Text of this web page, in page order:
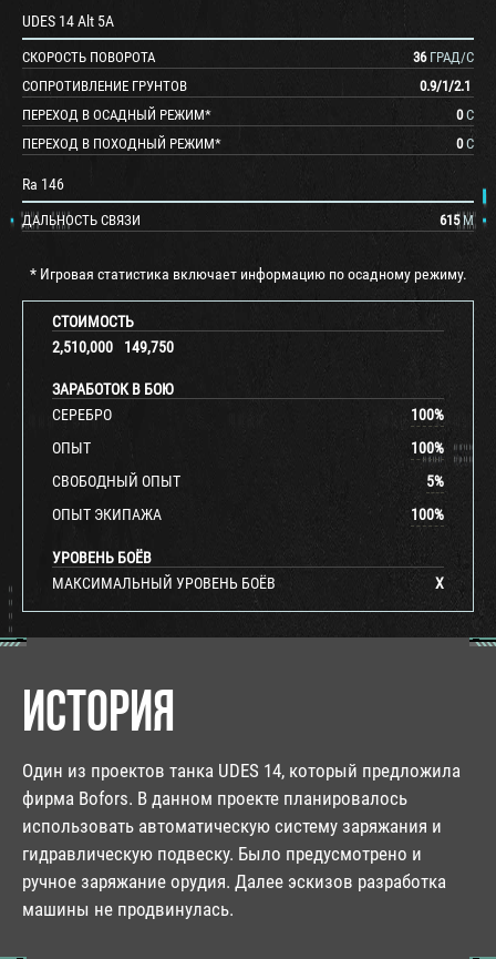
СТОИМОСТЬ
2,510,000
149,750
ЗАРАБОТОК В БОЮ
СЕРЕБРО
100%
ОПЫТ
100%
СВОБОДНЫЙ ОПЫТ
5%
ОПЫТ ЭКИПАЖА
100%
УРОВЕНЬ БОЁВ
МАКСИМАЛЬНЫЙ УРОВЕНЬ БОЁВ
X
UDES 14 Alt 5A
СКОРОСТЬ ПОВОРОТА 36 ГРАД/С
СОПРОТИВЛЕНИЕ ГРУНТОВ
0.9/1/2.1
ПЕРЕХОД В ОСАДНЫЙ РЕЖИМ*
0 С
ПЕРЕХОД В ПОХОДНЫЙ РЕЖИМ*
0 С
Ra 146
ДАЛЬНОСТЬ СВЯЗИ 615 М
* Игровая статистика включает информацию по осадному режиму.
ИСТОРИЯ
Один из проектов танка UDES 14, который предложила
фирма Bofors. В данном проекте планировалось
использовать автоматическую систему заряжания и
гидравлическую подвеску. Было предусмотрено и
ручное заряжание орудия. Далее эскизов разработка
машины не продвинулась.